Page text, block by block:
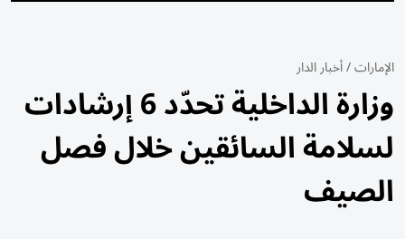
الإمارات/أخبار الدار
وزارة الداخلية تحدّد 6 إرشادات
لسلامة السائقين خلال فصل
الصيف